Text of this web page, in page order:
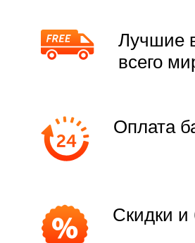
Лучшие
всего
Оплата
Скидки и